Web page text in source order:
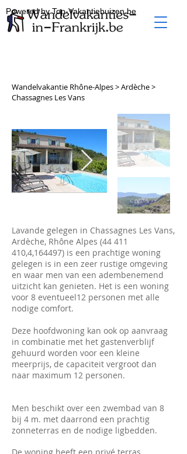
Powered by Top-Vakantiehuizen.be
Wandelvakantie Rhône-Alpes > Ardèche >
Chassagnes Les Vans
Lavande gelegen in Chassagnes Les Vans,
Ardèche, Rhône Alpes (44 411
410,4,164497) is een prachtige woning
gelegen is in een zeer rustige omgeving
en waar men van een adembenemend
uitzicht kan genieten. Het is een woning
voor 8 eventueel12 personen met alle
nodige comfort.
Deze hoofdwoning kan ook op aanvraag
in combinatie met het gastenverblijf
gehuurd worden voor een kleine
meerprijs, de capaciteit vergroot dan
naar maximum 12 personen.
Men beschikt over een zwembad van 8
bij 4 m. met daarrond een prachtig
zonneterras en de nodige ligbedden.